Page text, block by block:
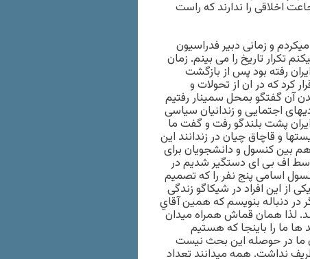
اخلاقی را ندارند که راست
و زمانی دبیر فدراسیون
تکرار تاریخ را می بینم. زمان
رفته بود پس از بازگشت
کرد که در ان از تحولات و
آن گفتگو بمحل سمینار رفتیم
اجتمایی و زندانیان سیاسی
پشت بلندگو رفت و گفت ما
و قاچاق چیان در زندانند این
بین کنسول و دانشجویان برای
. فردای آنروز من و ۳ نفر دیگر توسط اف بی ای دستگیر شدیم در
اسامی پنج نفر را که تصمیم
از این افراد در شیکاگو زندگی
در دنباله بنويسم كه همين آقاي
لذا همان قماش همراه ميدان
ها ما را باينجا كه هستيم
ما در حوصله این بحث نیست
نداشت. همه میدانند تعداد